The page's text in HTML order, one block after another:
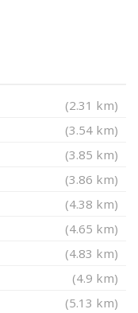
(2.31 km)
(3.54 km)
(3.85 km)
(3.86 km)
(4.38 km)
(4.65 km)
(4.83 km)
(4.9 km)
(5.13 km)